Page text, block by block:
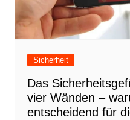
Sicherheit
Das
vier Wänden –
entscheidend für